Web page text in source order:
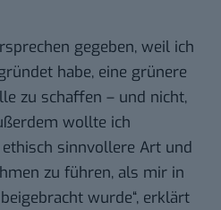
gegeben, weil ich
habe, eine grünere
zu schaffen – und nicht,
wollte ich
sinnvollere Art und
zu führen, als mir in
wurde“, erklärt